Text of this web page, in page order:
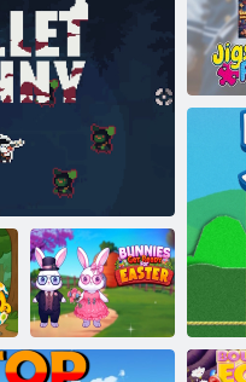
Králičí horolezec